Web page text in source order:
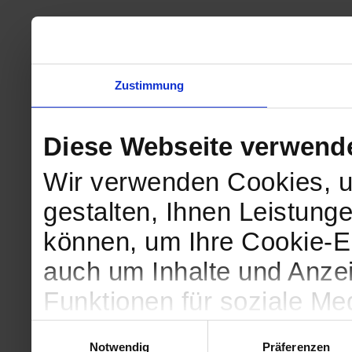
Zustimmung
Diese Webseite
Wir verwenden Cookies,
gestalten, Ihnen
können, um Ihre Cookie-
auch um Inhalte und
Funktionen für soziale
Notwendig
Präferenzen